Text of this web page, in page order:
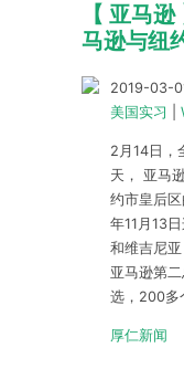
【 亚马
马逊与纽
2019-03-
美国实习
2月14日，
天， 亚马
约市皇后
年11月13
和维吉尼
亚马逊第
选，200多
厚仁新闻